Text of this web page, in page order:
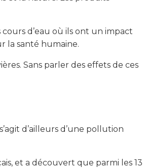
d’eau où ils ont un impact
la santé humaine.
Sans parler des effets de ces
d’ailleurs d’une pollution
et a découvert que parmi les 13